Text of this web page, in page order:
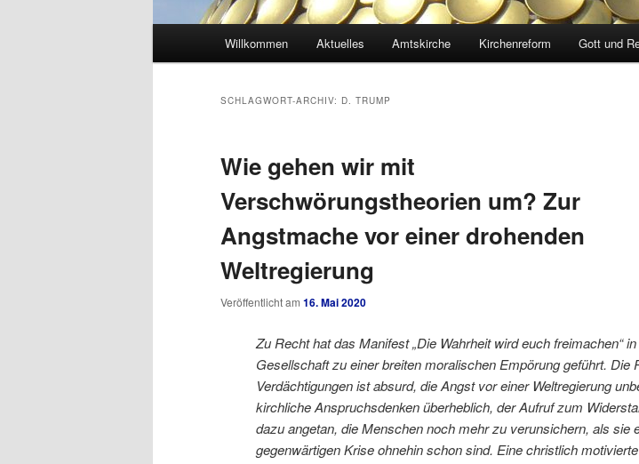
Willkommen Aktuelles Amtskirche Kirchenreform Gott und
SCHLAGWORT-ARCHIV: D. TRUMP
Wie gehen wir mit
Verschwörungstheorien um? Zur
Angstmache vor einer drohenden
Weltregierung
Veröffentlicht am 16. Mai 2020
Zu Recht hat das Manifest „Die Wahrheit wird euch freimachen“
Gesellschaft zu einer breiten moralischen Empörung geführt. Die
Verdächtigungen ist absurd, die Angst vor einer Weltregierung
kirchliche Anspruchsdenken überheblich, der Aufruf zum
dazu angetan, die Menschen noch mehr zu verunsichern, als sie
gegenwärtigen Krise ohnehin schon sind. Eine christlich